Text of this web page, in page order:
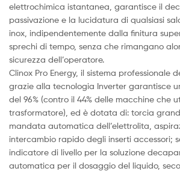
elettrochimica istantanea, garantisce il
passivazione e la lucidatura di qualsiasi
inox, indipendentemente dalla finitura
sprechi di tempo, senza che rimangano
sicurezza dell’operatore.
Clinox Pro Energy, il sistema professionale
grazie alla tecnologia Inverter garantisce
del 96% (contro il 44% delle macchine che
trasformatore), ed è dotata di: torcia
mandata automatica dell’elettrolita,
intercambio rapido degli inserti accessori;
indicatore di livello per la soluzione
automatica per il dosaggio del liquido,